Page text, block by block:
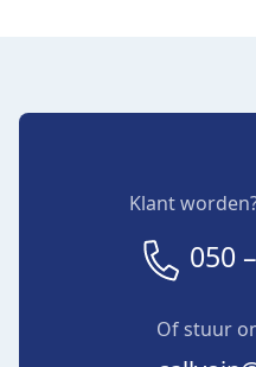
Klant
050
Of stuur